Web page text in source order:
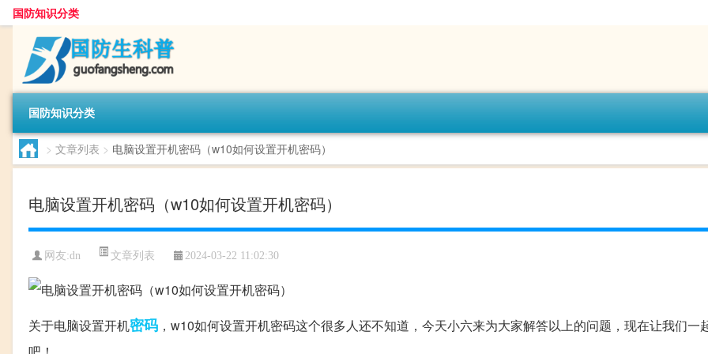
国防知识分类
国防知识分类
> 文章列表 > 电脑设置开机密码（w10如何设置开机密码）
电脑设置开机密码（w10如何设置开机密码）
网友:dn 文章列表 2024-03-22 11:02:30
关于电脑设置开机密码 ，w10如何设置开机密码这个很多人还不知道，今天小六来为大家解答以上的问题，现在让我们一